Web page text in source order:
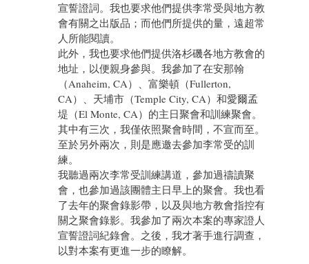
宣誓證詞。我也要求他們提供李常受與地方教
會有關之出版品；而他們所提供的量，遠超常
人所能閱讀。
此外，我也要求他們提供洛杉磯各地方教會的
地址，以便親身參與。我參加了在安那翰
（Anaheim, CA）、富樂頓（Fullerton,
CA）、天埔市（Temple City, CA）和愛爾孟
堤（El Monte, CA）的主日聚會和訓練聚會。
其中有三次，我僅依照聚會時間，不宣而至。
至於另外兩次，則是應邀去參加李常受的訓
練。
我聽過兩次李常受訓練講道，參加過禱讀聚
會，也參加過該團體主日早上的聚會。我也看
了去年的聚會錄影帶，以及與地方教會指控有
關之聚會錄影。我參加了兩次本案的專家證人
宣誓證詞紀錄會。之後，我才著手進行調查，
以對本案有更進一步的瞭解。